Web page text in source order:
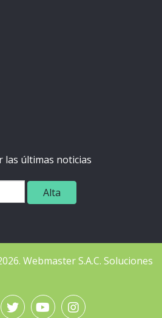
las últimas noticias
WebmasterS.A.C. Soluciones